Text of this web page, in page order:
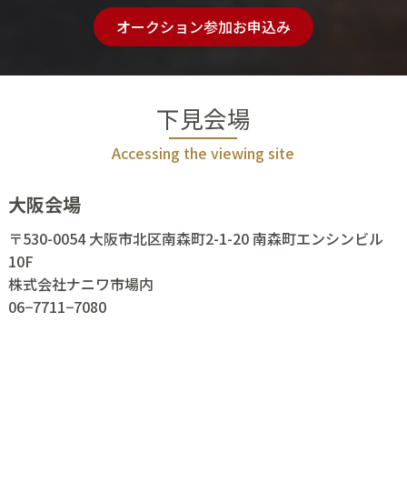
オークション参加お申込み
下見会場
Accessing the viewing site
大阪会場
〒530-0054 大阪市北区南森町2-1-20 南森町エンシンビル
10F
株式会社ナニワ市場内
06−7711−7080